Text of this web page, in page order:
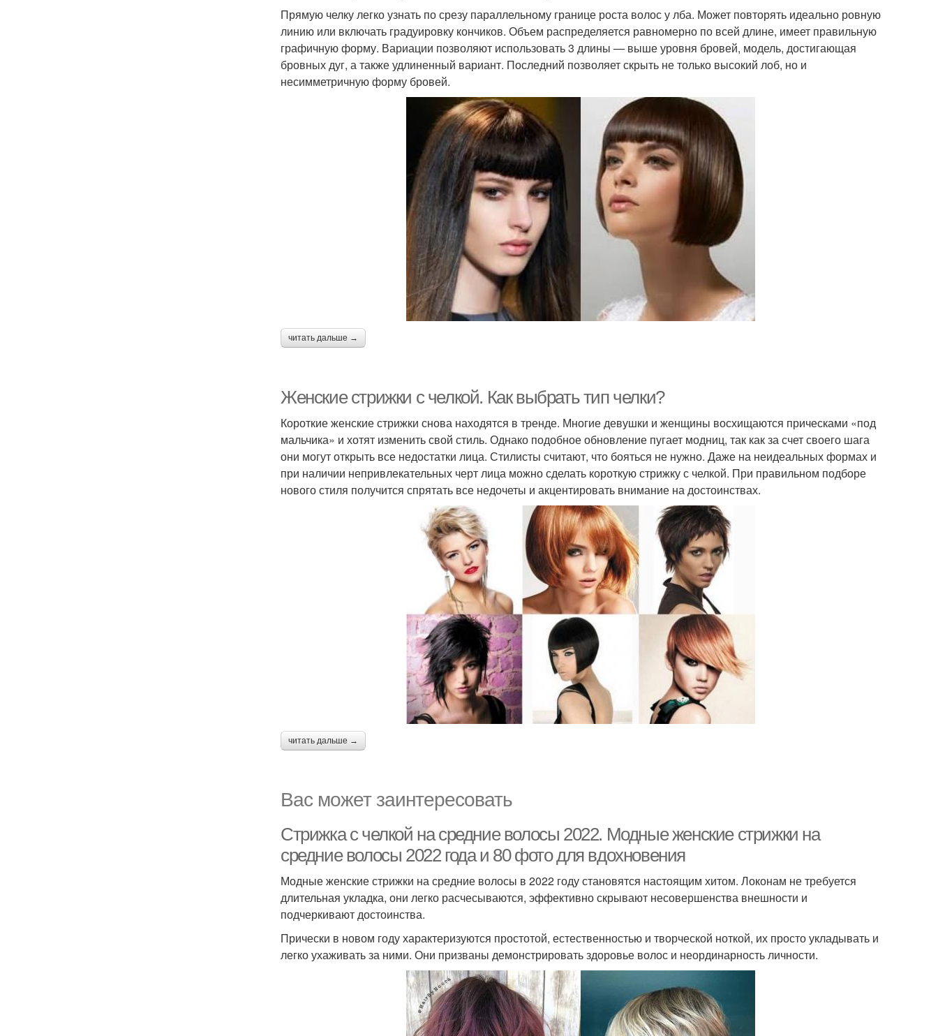
Прямую челку легко узнать по срезу параллельному границе роста волос у лба. Может повторять идеально ровную
линию или включать градуировку кончиков. Объем распределяется равномерно по всей длине, имеет правильную
графичную форму. Вариации позволяют использовать 3 длины — выше уровня бровей, модель, достигающая
бровных дуг, а также удлиненный вариант. Последний позволяет скрыть не только высокий лоб, но и
несимметричную форму бровей.
читать дальше →
Женские стрижки с челкой. Как выбрать тип челки?
Короткие женские стрижки снова находятся в тренде. Многие девушки и женщины восхищаются прическами «под
мальчика» и хотят изменить свой стиль. Однако подобное обновление пугает модниц, так как за счет своего шага
они могут открыть все недостатки лица. Стилисты считают, что бояться не нужно. Даже на неидеальных формах и
при наличии непривлекательных черт лица можно сделать короткую стрижку с челкой. При правильном подборе
нового стиля получится спрятать все недочеты и акцентировать внимание на достоинствах.
читать дальше →
Вас может заинтересовать
Стрижка с челкой на средние волосы 2022. Модные женские стрижки на
средние волосы 2022 года и 80 фото для вдохновения
Модные женские стрижки на средние волосы в 2022 году становятся настоящим хитом. Локонам не требуется
длительная укладка, они легко расчесываются, эффективно скрывают несовершенства внешности и
подчеркивают достоинства.
Прически в новом году характеризуются простотой, естественностью и творческой ноткой, их просто укладывать и
легко ухаживать за ними. Они призваны демонстрировать здоровье волос и неординарность личности.